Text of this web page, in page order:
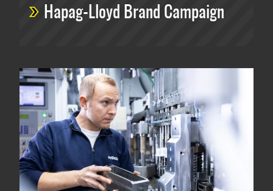
Hapag-Lloyd Brand Campaign